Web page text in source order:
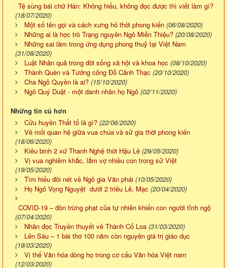
Tệ sùng bái chữ Hán: Không hiểu, không đọc được thì viết làm gì?
(18/07/2020)
Một số tên gọi và cách xưng hô thời phong kiến (06/08/2020)
Những ai là học trò Trạng nguyên Ngô Miễn Thiệu? (20/08/2020)
Những sai lầm trong ứng dụng phong thuỷ tại Việt Nam
(31/08/2020)
Luật Nhân quả trong đời sống xã hội và khoa học (08/10/2020)
Thành Quèn và Tướng công Đỗ Cảnh Thạc (20/10/2020)
Cha Ngô Quyền là ai? (15/10/2020)
Ngô Quý Duật - một danh nhân họ Ngô (02/11/2020)
Những tin cũ hơn
Cửu huyền Thất tổ là gì? (22/06/2020)
Về mối quan hệ giữa vua chúa và sử gia thời phong kiến
(18/06/2020)
Kiêu binh 2 xứ Thanh Nghệ thời Hậu Lê (29/05/2020)
Vị vua nghiêm khắc, lắm vợ nhiều con trong sử Việt
(19/05/2020)
Tìm hiểu đôi nét về Ngô gia Văn phái (10/05/2020)
Họ Ngô Vọng Nguyệt dưới 2 triều Lê, Mạc (20/04/2020)
COVID-19 – đòn trừng phạt của tự nhiên khiến con người tỉnh ngộ
(07/04/2020)
Nhân đọc Truyền thuyết về Thành Cổ Loa (31/03/2020)
Lên Sáu – 1 bài thơ 100 năm còn nguyên giá trị giáo dục
(19/03/2020)
Vị thế Văn hóa dòng họ trong cơ cấu Văn hóa Việt nam
(12/03/2020)